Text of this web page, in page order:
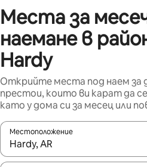
Места за
наемане в
Hardy
Открийте места под наем за
престои, които ви карат да
като у дома си за месец или
Местоположение
Когато резултатите се